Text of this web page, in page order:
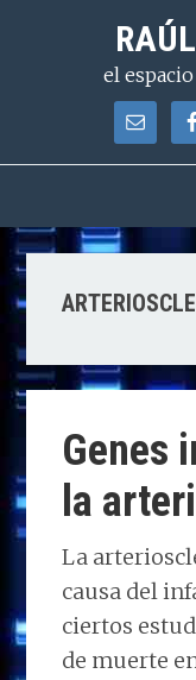
contenidoel
Genes
la
La
causa del
ciertos
de muerte